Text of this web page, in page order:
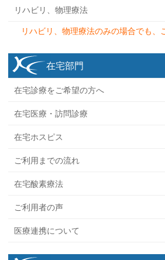
リハビリ、物理療法
リハビリ、物理療法のみの場合でも、
在宅部門
在宅診療をご希望の方へ
在宅医療・訪問診療
在宅ホスピス
ご利用までの流れ
在宅酸素療法
ご利用者の声
医療連携について